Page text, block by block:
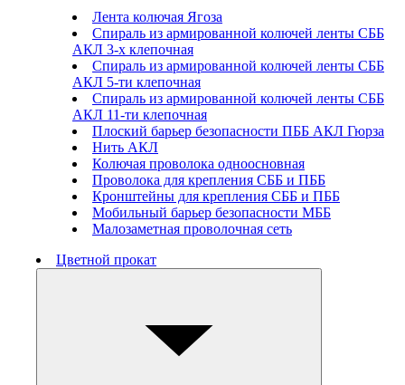
Лента колючая Ягоза
Спираль из армированной колючей ленты СББ
АКЛ 3-х клепочная
Спираль из армированной колючей ленты СББ
АКЛ 5-ти клепочная
Спираль из армированной колючей ленты СББ
АКЛ 11-ти клепочная
Плоский барьер безопасности ПББ АКЛ Гюрза
Нить АКЛ
Колючая проволока одноосновная
Проволока для крепления СББ и ПББ
Кронштейны для крепления СББ и ПББ
Мобильный барьер безопасности МББ
Малозаметная проволочная сеть
Цветной прокат